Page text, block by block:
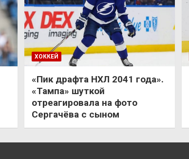
ХОККЕЙ
«Пик драфта НХЛ 2041 года».
«Тампа» шуткой
отреагировала на фото
Сергачёва с сыном